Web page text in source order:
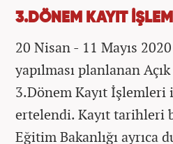
3.DÖNEM KAYIT
20 Nisan - 11 Mayıs
yapılması planlanan
3.Dönem Kayıt
ertelendi. Kayıt
Eğitim Bakanlığı ayrıca